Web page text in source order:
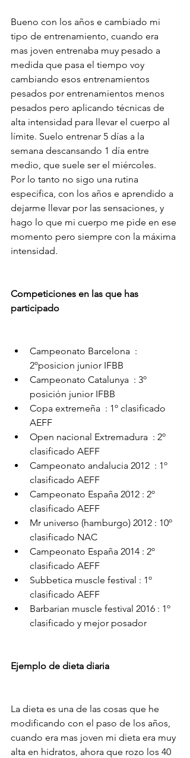
Bueno con los años e cambiado mi
tipo de entrenamiento, cuando era
mas joven entrenaba muy pesado a
medida que pasa el tiempo voy
cambiando esos entrenamientos
pesados por entrenamientos menos
pesados pero aplicando técnicas de
alta intensidad para llevar el cuerpo al
límite. Suelo entrenar 5 días a la
semana descansando 1 día entre
medio, que suele ser el miércoles.
Por lo tanto no sigo una rutina
especifica, con los años e aprendido a
dejarme llevar por las sensaciones, y
hago lo que mi cuerpo me pide en ese
momento pero siempre con la máxima
intensidad.
Competiciones en las que has
participado
Campeonato Barcelona  :
2ºposicion junior IFBB
Campeonato Catalunya  : 3º
posición junior IFBB
Copa extremeña  : 1º clasificado
AEFF
Open nacional Extremadura  : 2º
clasificado AEFF
Campeonato andalucia 2012  : 1º
clasificado AEFF
Campeonato España 2012 : 2º
clasificado AEFF
Mr universo (hamburgo) 2012 : 10º
clasificado NAC
Campeonato España 2014 : 2º
clasificado AEFF
Subbetica muscle festival : 1º
clasificado AEFF
Barbarian muscle festival 2016 : 1º
clasificado y mejor posador
Ejemplo de dieta diaria
La dieta es una de las cosas que he
modificando con el paso de los años,
cuando era mas joven mi dieta era muy
alta en hidratos, ahora que rozo los 40